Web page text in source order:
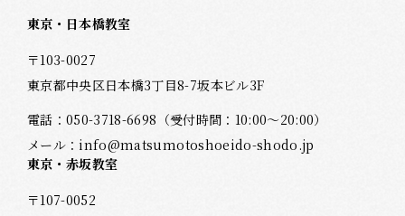
東京・日本橋教室
〒103-0027
東京都中央区日本橋3丁目8-7坂本ビル3F
電話：050-3718-6698 （受付時間：10:00～20:00）
メール： info@matsumotoshoeido-shodo.jp
東京・赤坂教室
〒107-0052